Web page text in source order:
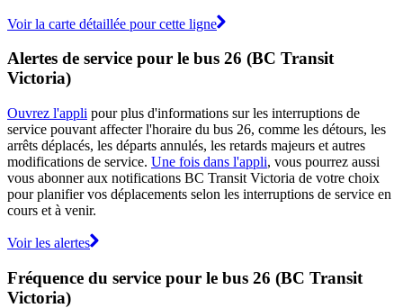
Voir la carte détaillée pour cette ligne
Alertes de service pour le bus 26 (BC Transit
Victoria)
Ouvrez l'appli pour plus d'informations sur les interruptions de
service pouvant affecter l'horaire du bus 26, comme les détours, les
arrêts déplacés, les départs annulés, les retards majeurs et autres
modifications de service. Une fois dans l'appli, vous pourrez aussi
vous abonner aux notifications BC Transit Victoria de votre choix
pour planifier vos déplacements selon les interruptions de service en
cours et à venir.
Voir les alertes
Fréquence du service pour le bus 26 (BC Transit
Victoria)